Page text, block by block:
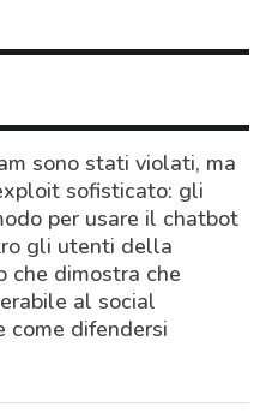
sono stati violati, ma
sofisticato: gli
per usare il chatbot
gli utenti della
che dimostra che
al social
come difendersi